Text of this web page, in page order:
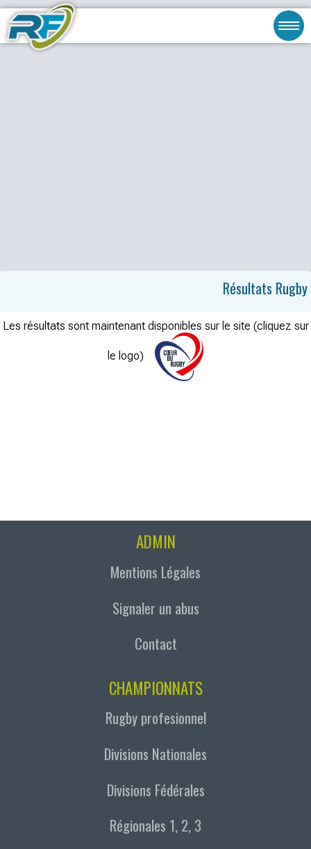
Résultats Rugby
Les résultats sont maintenant disponibles sur le site (cliquez sur
le logo)
ADMIN
Mentions Légales
Signaler un abus
Contact
CHAMPIONNATS
Rugby profesionnel
Divisions Nationales
Divisions Fédérales
Régionales 1, 2, 3